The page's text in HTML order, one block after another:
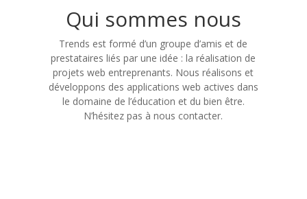
Qui sommes nous
Trends est formé d’un groupe d’amis et de
prestataires liés par une idée : la réalisation de
projets web entreprenants. Nous réalisons et
développons des applications web actives dans
le domaine de l’éducation et du bien être.
N’hésitez pas à nous contacter.